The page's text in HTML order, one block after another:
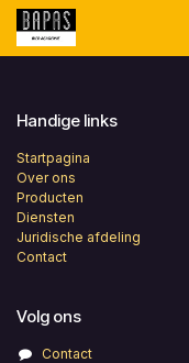
Overslaan naar inhoud
Handige links
Startpagina
Over ons
Producten
Diensten
Juridische afdeling
Contact
Volg ons
Contact